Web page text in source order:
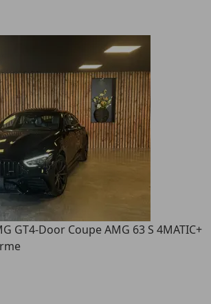
GT4-Door Coupe AMG 63 S 4MATIC+